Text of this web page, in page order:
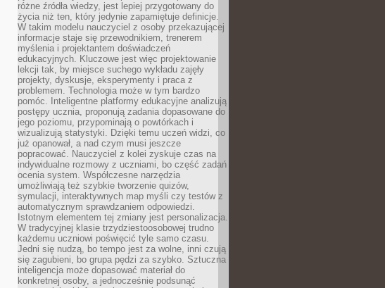
różne źródła wiedzy, jest lepiej przygotowany do
życia niż ten, który jedynie zapamiętuje definicje.
W takim modelu nauczyciel z osoby przekazującej
informacje staje się przewodnikiem, trenerem
myślenia i projektantem doświadczeń
edukacyjnych. Kluczowe jest więc projektowanie
lekcji tak, by miejsce suchego wykładu zajęły
projekty, dyskusje, eksperymenty i praca z
problemem. Technologia może w tym bardzo
pomóc. Inteligentne platformy edukacyjne analizują
postępy ucznia, proponują zadania dopasowane do
jego poziomu, przypominają o powtórkach i
wizualizują statystyki. Dzięki temu uczeń widzi, co
już opanował, a nad czym musi jeszcze
popracować. Nauczyciel z kolei zyskuje czas na
indywidualne rozmowy z uczniami, bo część zadań
ocenia system. Współczesne narzędzia
umożliwiają też szybkie tworzenie quizów,
symulacji, interaktywnych map myśli czy testów z
automatycznym sprawdzaniem odpowiedzi.
Istotnym elementem tej zmiany jest personalizacja.
W tradycyjnej klasie trzydziestoosobowej trudno
każdemu uczniowi poświęcić tyle samo czasu.
Jedni się nudzą, bo tempo jest za wolne, inni czują
się zagubieni, bo grupa pędzi za szybko. Sztuczna
inteligencja może dopasować materiał do
konkretnej osoby, a jednocześnie podsunąć